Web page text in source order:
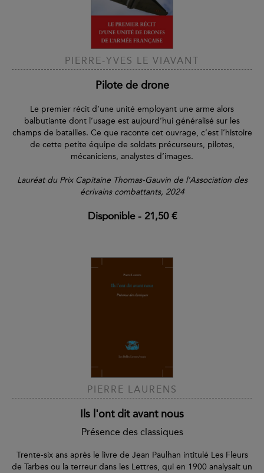
PIERRE-YVES LE VIAVANT
Pilote de drone
Le premier récit d’une unité employant une arme alors
balbutiante dont l’usage est aujourd’hui généralisé sur les
champs de batailles. Ce que raconte cet ouvrage, c’est l’histoire
de cette petite équipe de soldats précurseurs, pilotes,
mécaniciens, analystes d’images.
Lauréat du Prix Capitaine Thomas-Gauvin de l’Association des
écrivains combattants, 2024
Disponible- 21,50 €
PIERRE LAURENS
Ils l'ont dit avant nous
Présence des classiques
Trente-six ans après le livre de Jean Paulhan intitulé Les Fleurs
de Tarbes ou la terreur dans les Lettres, qui en 1900 analysait un